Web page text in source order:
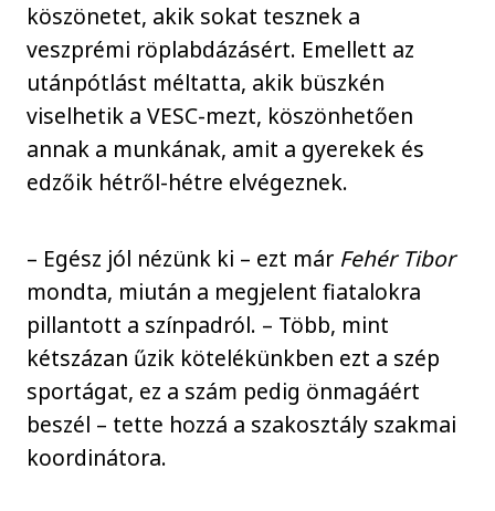
köszönetet, akik sokat tesznek a
veszprémi röplabdázásért. Emellett az
utánpótlást méltatta, akik büszkén
viselhetik a VESC-mezt, köszönhetően
annak a munkának, amit a gyerekek és
edzőik hétről-hétre elvégeznek.
– Egész jól nézünk ki – ezt már Fehér Tibor
mondta, miután a megjelent fiatalokra
pillantott a színpadról. – Több, mint
kétszázan űzik kötelékünkben ezt a szép
sportágat, ez a szám pedig önmagáért
beszél – tette hozzá a szakosztály szakmai
koordinátora.